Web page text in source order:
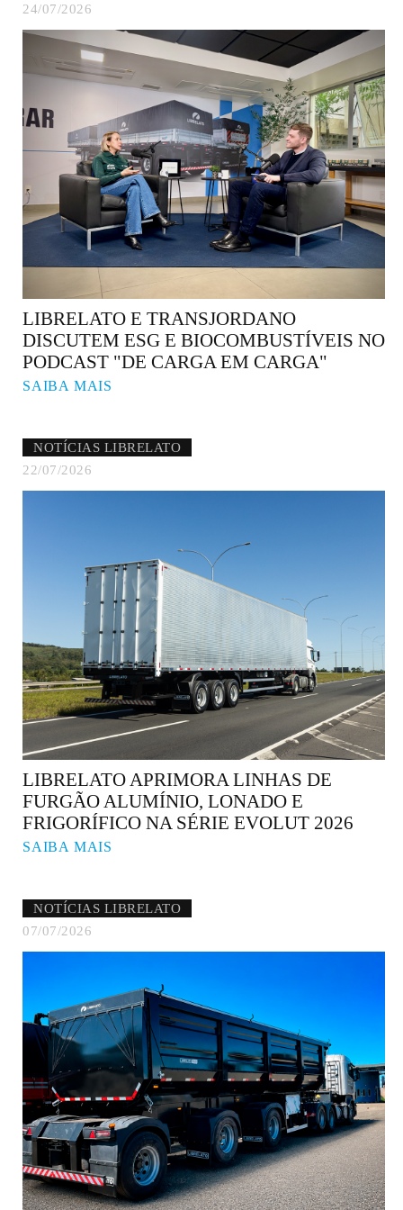
24/07/2026
LIBRELATO E TRANSJORDANO
DISCUTEM ESG E BIOCOMBUSTÍVEIS NO
PODCAST "DE CARGA EM CARGA"
SAIBA MAIS
NOTÍCIAS LIBRELATO
22/07/2026
LIBRELATO APRIMORA LINHAS DE
FURGÃO ALUMÍNIO, LONADO E
FRIGORÍFICO NA SÉRIE EVOLUT 2026
SAIBA MAIS
NOTÍCIAS LIBRELATO
07/07/2026